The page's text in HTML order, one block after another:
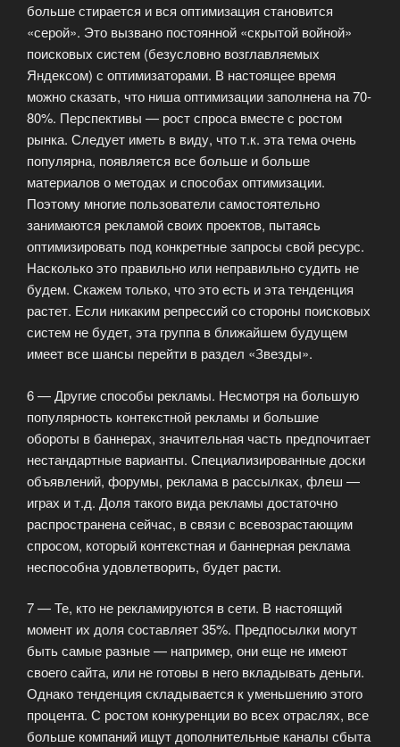
больше стирается и вся оптимизация становится
«серой». Это вызвано постоянной «скрытой войной»
поисковых систем (безусловно возглавляемых
Яндексом) с оптимизаторами. В настоящее время
можно сказать, что ниша оптимизации заполнена на 70-
80%. Перспективы — рост спроса вместе с ростом
рынка. Следует иметь в виду, что т.к. эта тема очень
популярна, появляется все больше и больше
материалов о методах и способах оптимизации.
Поэтому многие пользователи самостоятельно
занимаются рекламой своих проектов, пытаясь
оптимизировать под конкретные запросы свой ресурс.
Насколько это правильно или неправильно судить не
будем. Скажем только, что это есть и эта тенденция
растет. Если никаким репрессий со стороны поисковых
систем не будет, эта группа в ближайшем будущем
имеет все шансы перейти в раздел «Звезды».
6 — Другие способы рекламы. Несмотря на большую
популярность контекстной рекламы и большие
обороты в баннерах, значительная часть предпочитает
нестандартные варианты. Специализированные доски
объявлений, форумы, реклама в рассылках, флеш —
играх и т.д. Доля такого вида рекламы достаточно
распространена сейчас, в связи с всевозрастающим
спросом, который контекстная и баннерная реклама
неспособна удовлетворить, будет расти.
7 — Те, кто не рекламируются в сети. В настоящий
момент их доля составляет 35%. Предпосылки могут
быть самые разные — например, они еще не имеют
своего сайта, или не готовы в него вкладывать деньги.
Однако тенденция складывается к уменьшению этого
процента. С ростом конкуренции во всех отраслях, все
больше компаний ищут дополнительные каналы сбыта